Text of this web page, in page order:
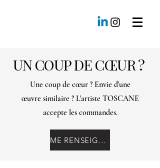
UN COUP DE CŒUR ?
Une coup de cœur ? Envie d'une
œuvre similaire ? L'artiste TOSCANE
accepte les commandes.
ME RENSEIGNER